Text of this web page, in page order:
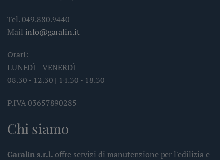
Tel. 049.880.9440
Mail info@garalin.it
Orari:
LUNEDÌ - VENERDÌ
08.30 - 12.30 | 14.30 - 18.30
P.IVA 03657890285
Chi siamo
Garalin s.r.l. offre servizi di manutenzione per l'edilizia e